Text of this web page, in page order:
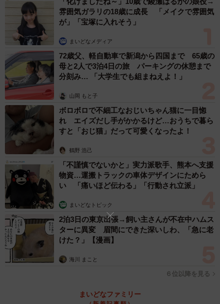
た。中国の『ビャン』という漢字（編集部注：1文字で画数
58画の漢字）であったり…とにかく画数の多い漢字を書こ
うと思ってました。ですが実際に筆を手に取り、『この筆
では画数の多い漢字は書けない！不可能だ』とすぐに悟
り、それであれば、画数が少なく、誰でも知っていて、意
味の良い漢字は何かなと思い合わせ「美」を選びました。5
回ほど練習を重ねた後に書いた『美』の文字が、SNSに上
がった作品になります」
ーー小さな筆は持ちにくかったのでは。
「小さな筆は毛の長さが1cmほど、持ち手の長さが3cmほ
どなので、2本指で摘んで書きました。とにかく毛が硬いの
で、紙に対しての反発力が強いため、はらいなど繊細な技
術が必要な部分は思い通りにいかないことがあります。通
常であれば筆を立てて文字を書くべきところをわざと斜
め、横にしたりして、細さや太さを調節しております」
ーー墨や半紙は？
「中に入っている墨はプラスチック製なのですることが
っぱいになってしまうほど小さな硯です。半紙は通常サイ
雰囲気ガラリの18歳に成長 「メイクで雰囲気
が」「宝塚に入れそう」
まいどなメディア
72歳父、軽自動車で新潟から四国まで 65歳の
母と2人で3泊4日の旅 パーキングの休憩まで
分刻み… 「大学生でも組まねえよ！」
山岡 もと子
ボロボロで不細工なおじいちゃん猫に一目惚
れ エイズだし手がかかるけど…おうちで暮ら
すと「おじ猫」だって可愛くなったよ！
鶴野 浩己
「不謹慎でないかと」実力派歌手、熊本へ支援
物資…運搬トラックの車体デザインにためら
い 「痛いほど伝わる」「行動され立派」
まいどなトピック
2泊3日の東京出張→飼い主さんが不在中ハムス
ターに異変 眉間にできた深いしわ、「急に老
けた？」【漫画】
海川 まこと
６位以降を見る
まいどなファミリー